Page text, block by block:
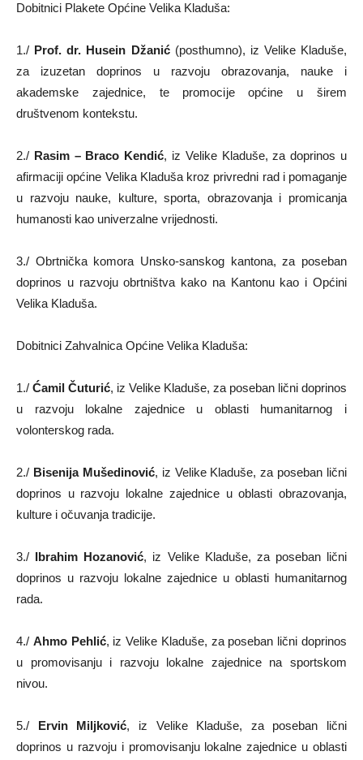
Dobitnici Plakete Općine Velika Kladuša:
1./ Prof. dr. Husein Džanić(posthumno), iz Velike Kladuše,
za izuzetan doprinos u razvoju obrazovanja, nauke i
akademske zajednice, te promocije općine u širem
društvenom kontekstu.
2./ Rasim – Braco Kendić, iz Velike Kladuše, za doprinos u
afirmaciji općine Velika Kladuša kroz privredni rad i pomaganje
u razvoju nauke, kulture, sporta, obrazovanja i promicanja
humanosti kao univerzalne vrijednosti.
3./ Obrtnička komora Unsko-sanskog kantona, za poseban
doprinos u razvoju obrtništva kako na Kantonu kao i Općini
Velika Kladuša.
Dobitnici Zahvalnica Općine Velika Kladuša:
1./ Ćamil Čuturić, iz Velike Kladuše, za poseban lični doprinos
u razvoju lokalne zajednice u oblasti humanitarnog i
volonterskog rada.
2./ Bisenija Mušedinović, iz Velike Kladuše, za poseban lični
doprinos u razvoju lokalne zajednice u oblasti obrazovanja,
kulture i očuvanja tradicije.
3./ Ibrahim Hozanović, iz Velike Kladuše, za poseban lični
doprinos u razvoju lokalne zajednice u oblasti humanitarnog
rada.
4./ Ahmo Pehlić, iz Velike Kladuše, za poseban lični doprinos
u promovisanju i razvoju lokalne zajednice na sportskom
nivou.
5./ Ervin Miljković, iz Velike Kladuše, za poseban lični
doprinos u razvoju i promovisanju lokalne zajednice u oblasti